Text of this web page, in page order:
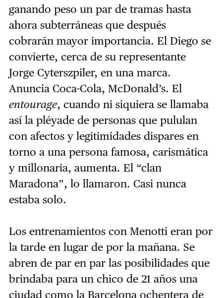
ganando peso un par de tramas hasta
ahora subterráneas que después
cobrarán mayor importancia. El Diego se
convierte, cerca de su representante
Jorge Cyterszpiler, en una marca.
Anuncia Coca-Cola, McDonald’s. El
entourage, cuando ni siquiera se llamaba
así la pléyade de personas que pululan
con afectos y legitimidades dispares en
torno a una persona famosa, carismática
y millonaria, aumenta. El “clan
Maradona”, lo llamaron. Casi nunca
estaba solo.
Los entrenamientos con Menotti eran por
la tarde en lugar de por la mañana. Se
abren de par en par las posibilidades que
brindaba para un chico de 21 años una
ciudad como la Barcelona ochentera de